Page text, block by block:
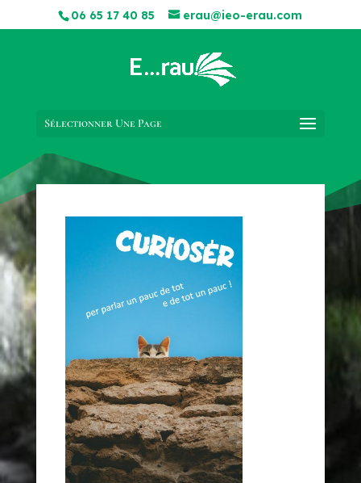
06 65 17 40 85 erau@ieo-erau.com
Sélectionner Une Page